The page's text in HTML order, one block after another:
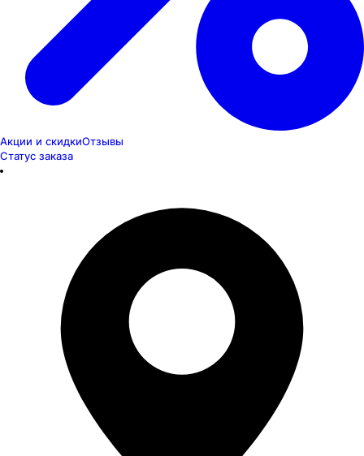
Акции и скидкиОтзывы
Статус заказа